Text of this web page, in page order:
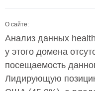
О сайте:
Анализ данных
у этого домена
посещаемость
Лидирующую